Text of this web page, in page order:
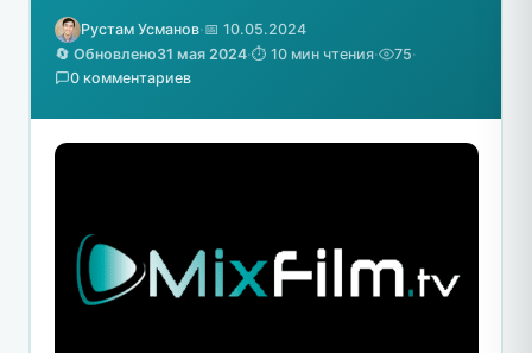
Рустам Усманов·📅 10.05.2024
🔄 Обновлено31 мая 2024·⏱️ 10 мин чтения· 75·
0 комментариев